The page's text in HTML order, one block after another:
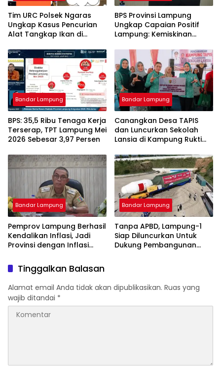
Tim URC Polsek Ngaras
Ungkap Kasus Pencurian
Alat Tangkap Ikan di
Terduga Pelaku
Diamankan.
BPS Provinsi Lampung
Ungkap Capaian Positif
Lampung: Kemiskinan
Ekonomi Terus Tumbuh
Bandar Lampung
BPS: 35,5 Ribu Tenaga Kerja
Terserap, TPT Lampung Mei
2026 Sebesar 3,97 Persen
Bandar Lampung
Canangkan Desa TAPIS
dan Luncurkan Sekolah
Lansia di Kampung Rukti
Lampung Dorong
Pembangunan SDM Dimulai
dari Desa
Bandar Lampung
Pemprov Lampung Berhasil
Kendalikan Inflasi, Jadi
Provinsi dengan Inflasi
Bandar Lampung
Tanpa APBD, Lampung-1
Siap Diluncurkan Untuk
Dukung Pembangunan
Tinggalkan Balasan
Alamat email Anda tidak akan dipublikasikan. Ruas yang
wajib ditandai *